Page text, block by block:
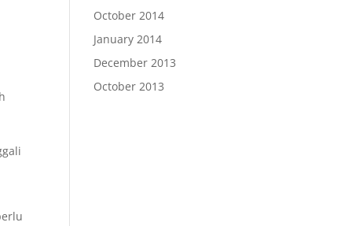
October 2014
January 2014
December 2013
October 2013